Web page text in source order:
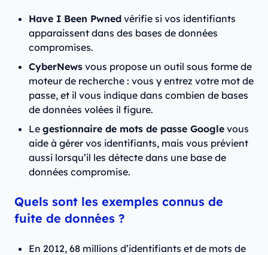
Have I Been Pwned vérifie si vos identifiants
apparaissent dans des bases de données
compromises.
CyberNews vous propose un outil sous forme de
moteur de recherche : vous y entrez votre mot de
passe, et il vous indique dans combien de bases
de données volées il figure.
Le gestionnaire de mots de passe Google vous
aide à gérer vos identifiants, mais vous prévient
aussi lorsqu’il les détecte dans une base de
données compromise.
Quels sont les exemples connus de
fuite de données ?
En 2012, 68 millions d’identifiants et de mots de